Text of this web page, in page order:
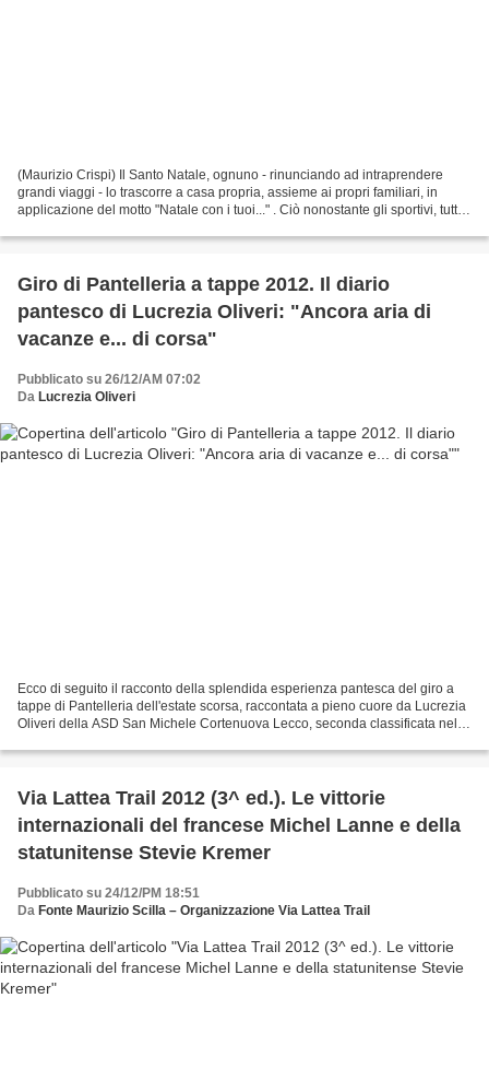
(Maurizio Crispi) Il Santo Natale, ognuno - rinunciando ad intraprendere
grandi viaggi - lo trascorre a casa propria, assieme ai propri familiari, in
applicazione del motto "Natale con i tuoi..." . Ciò nonostante gli sportivi, tutti
Giro di Pantelleria a tappe 2012. Il diario
pantesco di Lucrezia Oliveri: "Ancora aria di
vacanze e... di corsa"
Pubblicato su 26/12/AM 07:02
Da Lucrezia Oliveri
Ecco di seguito il racconto della splendida esperienza pantesca del giro a
tappe di Pantelleria dell'estate scorsa, raccontata a pieno cuore da Lucrezia
Oliveri della ASD San Michele Cortenuova Lecco, seconda classificata nella
Via Lattea Trail 2012 (3^ ed.). Le vittorie
internazionali del francese Michel Lanne e della
statunitense Stevie Kremer
Pubblicato su 24/12/PM 18:51
Da Fonte Maurizio Scilla – Organizzazione Via Lattea Trail